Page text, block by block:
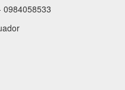
0984058533